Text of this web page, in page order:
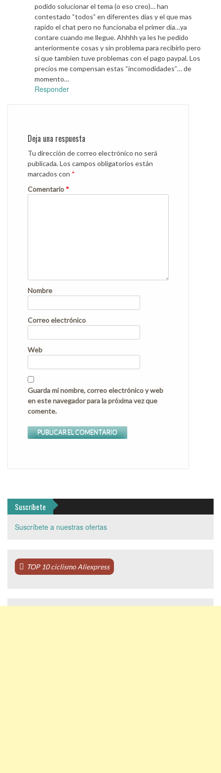
podido solucionar el tema (o eso creo)… han
contestado “todos” en diferentes dias y el que mas
rapido el chat pero no funcionaba el primer dia…ya
contare cuando me llegue. Ahhhh ya les he pedido
anteriormente cosas y sin problema para recibirlo pero
si que tambien tuve problemas con el pago paypal. Los
precios me compensan estas “incomodidades”… de
momento…
Responder
Deja una respuesta
Tu dirección de correo electrónico no será
publicada.Los campos obligatorios están
marcados con *
Comentario *
Nombre
Correo electrónico
Web
Guarda mi nombre, correo electrónico y web
en este navegador para la próxima vez que
comente.
Suscríbete
Suscríbete a nuestras ofertas
TOP 10 ciclismo Aliexpress